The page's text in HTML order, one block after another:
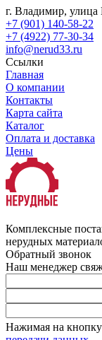
г. Владимир, улица
+7 (901) 140-58-22
+7 (4922) 77-30-34
info@nerud33.ru
Ссылки
Главная
О компании
Контакты
Карта сайта
Каталог
Оплата и доставка
Цены
Комплексные
нерудных
Обратный звонок
Наш менеджер
Нажимая на